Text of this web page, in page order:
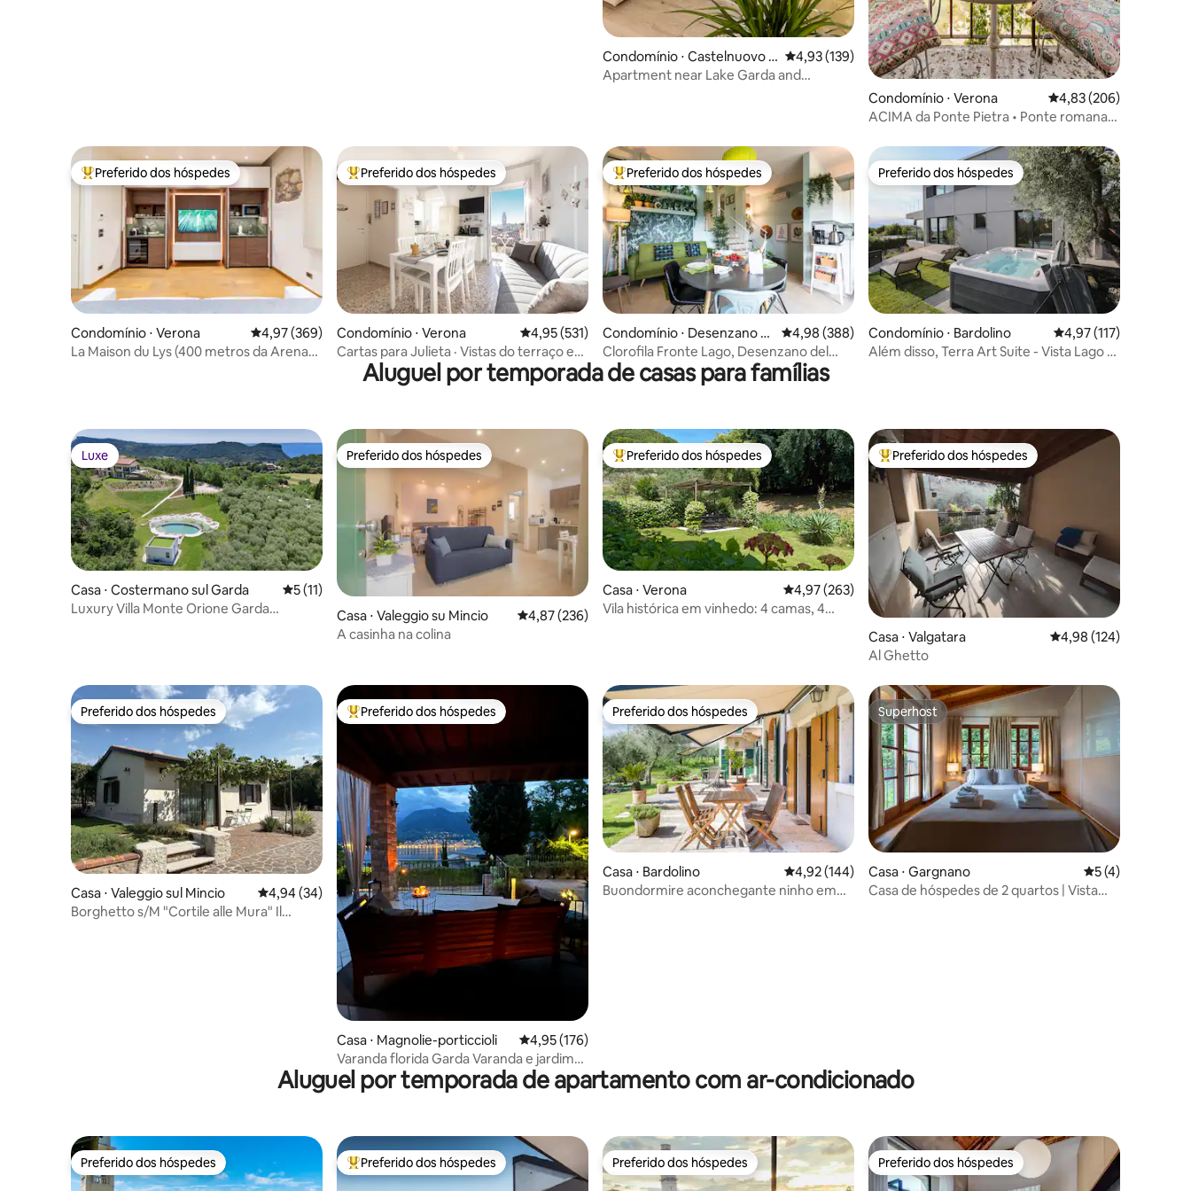
Condomínio ⋅ Castelnuovo d
el Garda
4,93 de uma avaliação média de 5, 139 avaliações
4,93 (139)
Apartment near Lake Garda and
Condomínio ⋅ Verona 4,83 de uma avaliação
4,83 (206)
ACIMA da Ponte Pietra • Ponte romana
Entre os melhores preferidos dos hóspedes
Preferido dos hóspedes
Condomínio ⋅ Verona 4,97 de uma avaliação média de 5, 369 avaliações
4,97 (369)
La Maison du Lys (400 metros da Arena
Entre os melhores preferidos dos hóspedes
Preferido dos hóspedes
Condomínio ⋅ Verona 4,95 de uma avaliação média de 5, 531 avaliações
4,95 (531)
Cartas para Julieta · Vistas do terraço em
Verona
Entre os melhores preferidos dos hóspedes
Preferido dos hóspedes
Condomínio ⋅ Desenzano d
el Garda
4,98 de uma avaliação média de 5, 388 avaliações
4,98 (388)
Clorofila Fronte Lago, Desenzano del
Garda
Preferido dos hóspedes
Preferido dos hóspedes
Condomínio ⋅ Bardolino 4,97 de uma avaliação
4,97 (117)
Além disso, Terra Art Suite - Vista Lago e
Aluguel por temporada de casas para famílias
Luxe
Luxe
Casa ⋅ Costermano sul Garda 5 de uma avaliação média de 5, 11 avaliações
5 (11)
Luxury Villa Monte Orione Garda
Preferido dos hóspedes
Preferido dos hóspedes
Casa ⋅ Valeggio su Mincio 4,87 de uma avaliação média de 5, 236 avaliações
4,87 (236)
A casinha na colina
Entre os melhores preferidos dos hóspedes
Preferido dos hóspedes
Casa ⋅ Verona 4,97 de uma avaliação média de 5, 263 avaliações
4,97 (263)
Vila histórica em vinhedo: 4 camas, 4
Entre os melhores preferidos dos hóspedes
Preferido dos hóspedes
Casa ⋅ Valgatara 4,98 de uma avaliação
4,98 (124)
Al Ghetto
Preferido dos hóspedes
Preferido dos hóspedes
Casa ⋅ Valeggio sul Mincio 4,94 de uma avaliação média de 5, 34 avaliações
4,94 (34)
Borghetto s/M "Cortile alle Mura" Il
Entre os melhores preferidos dos hóspedes
Preferido dos hóspedes
Casa ⋅ Magnolie-porticcioli 4,95 de uma avaliação média de 5, 176 avaliações
4,95 (176)
Varanda florida Garda Varanda e jardim
exclusivo
Preferido dos hóspedes
Preferido dos hóspedes
Casa ⋅ Bardolino 4,92 de uma avaliação média de 5, 144 avaliações
4,92 (144)
Buondormire aconchegante ninho em
Superhost
Superhost
Casa ⋅ Gargnano 5 de uma
5 (4)
Casa de hóspedes de 2 quartos | Vista
Aluguel por temporada de apartamento com ar-condicionado
Preferido dos hóspedes
Preferido dos hóspedes Entre os melhores preferidos dos hóspedes
Preferido dos hóspedes Preferido dos hóspedes
Preferido dos hóspedes Preferido dos hóspedes
Preferido dos hóspedes